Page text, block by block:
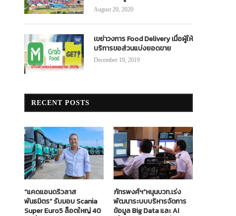
August 20, 2020
เขย่าวงการ Food Delivery เมื่อผู้ให้
บริการขอส่วนแบ่งยอดขาย
December 19, 2019
RECENT POSTS
“แคดแอนดริวลาส
พันธมิตร” รับมอบ Scania
Super Euro5 ล็อตใหญ่ 40
ภัทรพงศ์ฯ”หนุนบวท.เร่ง
พัฒนาระบบบริหารจัดการ
ข้อมูล Big Data และ AI